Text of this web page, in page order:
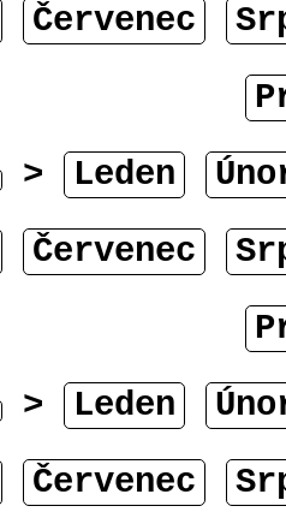
Červenec
> Leden
Červenec
> Leden
Červenec